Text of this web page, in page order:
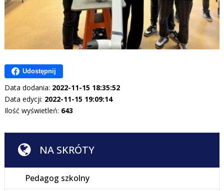
Udostępnij
Data dodania: 2022-11-15 18:35:52
Data edycji: 2022-11-15 19:09:14
Ilość wyświetleń: 643
NA SKRÓTY
Pedagog szkolny